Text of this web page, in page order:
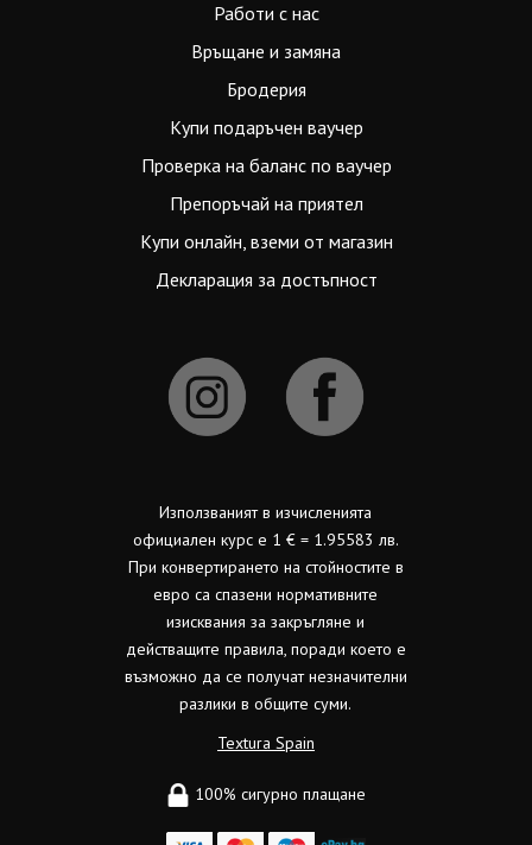
Работи с нас
Връщане и замяна
Бродерия
Купи подаръчен ваучер
Проверка на баланс по ваучер
Препоръчай на приятел
Купи онлайн, вземи от магазин
Декларация за достъпност
Използваният в изчисленията
официален курс е 1 € = 1.95583 лв.
При конвертирането на стойностите в
евро са спазени нормативните
изисквания за закръгляне и
действащите правила, поради което е
възможно да се получат незначителни
разлики в общите суми.
Textura Spain
100% сигурно плащане